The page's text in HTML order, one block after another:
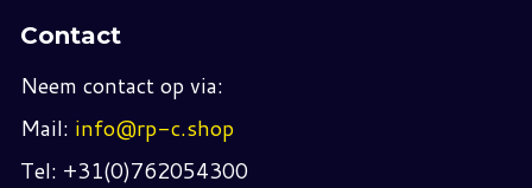
Contact
Neem contact op via:
Mail: info@rp-c.shop
Tel: +31(0)762054300